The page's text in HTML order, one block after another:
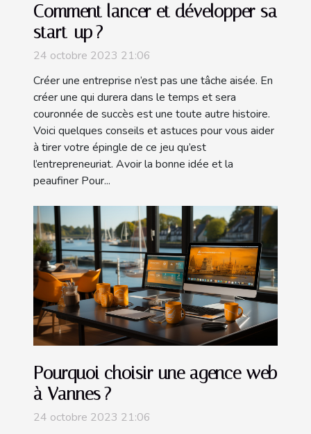
Comment lancer et développer sa
start-up ?
24 octobre 2023 21:06
Créer une entreprise n’est pas une tâche aisée. En
créer une qui durera dans le temps et sera
couronnée de succès est une toute autre histoire.
Voici quelques conseils et astuces pour vous aider
à tirer votre épingle de ce jeu qu’est
l’entrepreneuriat. Avoir la bonne idée et la
peaufiner Pour...
Pourquoi choisir une agence web
à Vannes ?
24 octobre 2023 21:06